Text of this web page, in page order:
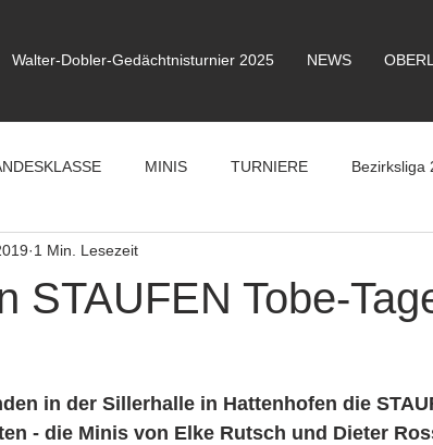
Walter-Dobler-Gedächtnisturnier 2025 NEWS
MINIS TURNIERE Bezirksliga
STAUFEN Tobe-
1 Min. Lesezeit
in der Sillerhalle in Hattenhofen die
- die Minis von Elke Rutsch und Dieter